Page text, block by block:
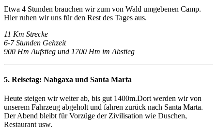
Etwa 4 Stunden brauchen wir zum von Wald umgebenen Camp.
Hier ruhen wir uns für den Rest des Tages aus.
11 Km Strecke
6-7 Stunden Gehzeit
900 Hm Aufstieg und 1700 Hm im Abstieg
5. Reisetag: Nabgaxa und Santa Marta
Heute steigen wir weiter ab, bis gut 1400m.Dort werden wir von
unserem Fahrzeug abgeholt und fahren zurück nach Santa Marta.
Der Abend bleibt für Vorzüge der Zivilisation wie Duschen,
Restaurant usw.